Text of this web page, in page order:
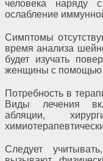
человека наряду
ослабление
Симптомы
время анализа
будет изучать
женщины с помощью
Потребность в
Виды лечения
абляции,
Следует